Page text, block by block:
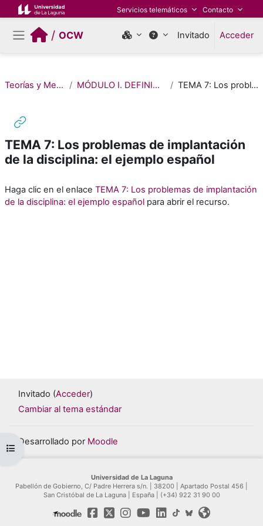
Salta al contenido principal Servicios telemáticos Contacto
Panel lateral
/OCW Invitado Acceder
Abrir índice del curso
Teorías y Metodologías del Estudio de las Religiones MÓDULO I. DEFINICIONES, CARACTERÍSTICAS Y PROBLEMAS DE LA DISCIPLINA TEMA 7: Los problemas de implantación de la disciplina: el ejemplo español
TEMA 7: Los problemas de implantación
de la disciplina: el ejemplo español
Haga clic en el enlace TEMA 7: Los problemas de implantación
de la disciplina: el ejemplo español para abrir el recurso.
Invitado (Acceder)
Cambiar al tema estándar
Desarrollado por Moodle
Universidad de La Laguna
Pabellón de Gobierno, C/ Padre Herrera s/n. | 38200 | Apartado Postal 456 |
San Cristóbal de La Laguna | España | (+34) 922 31 90 00